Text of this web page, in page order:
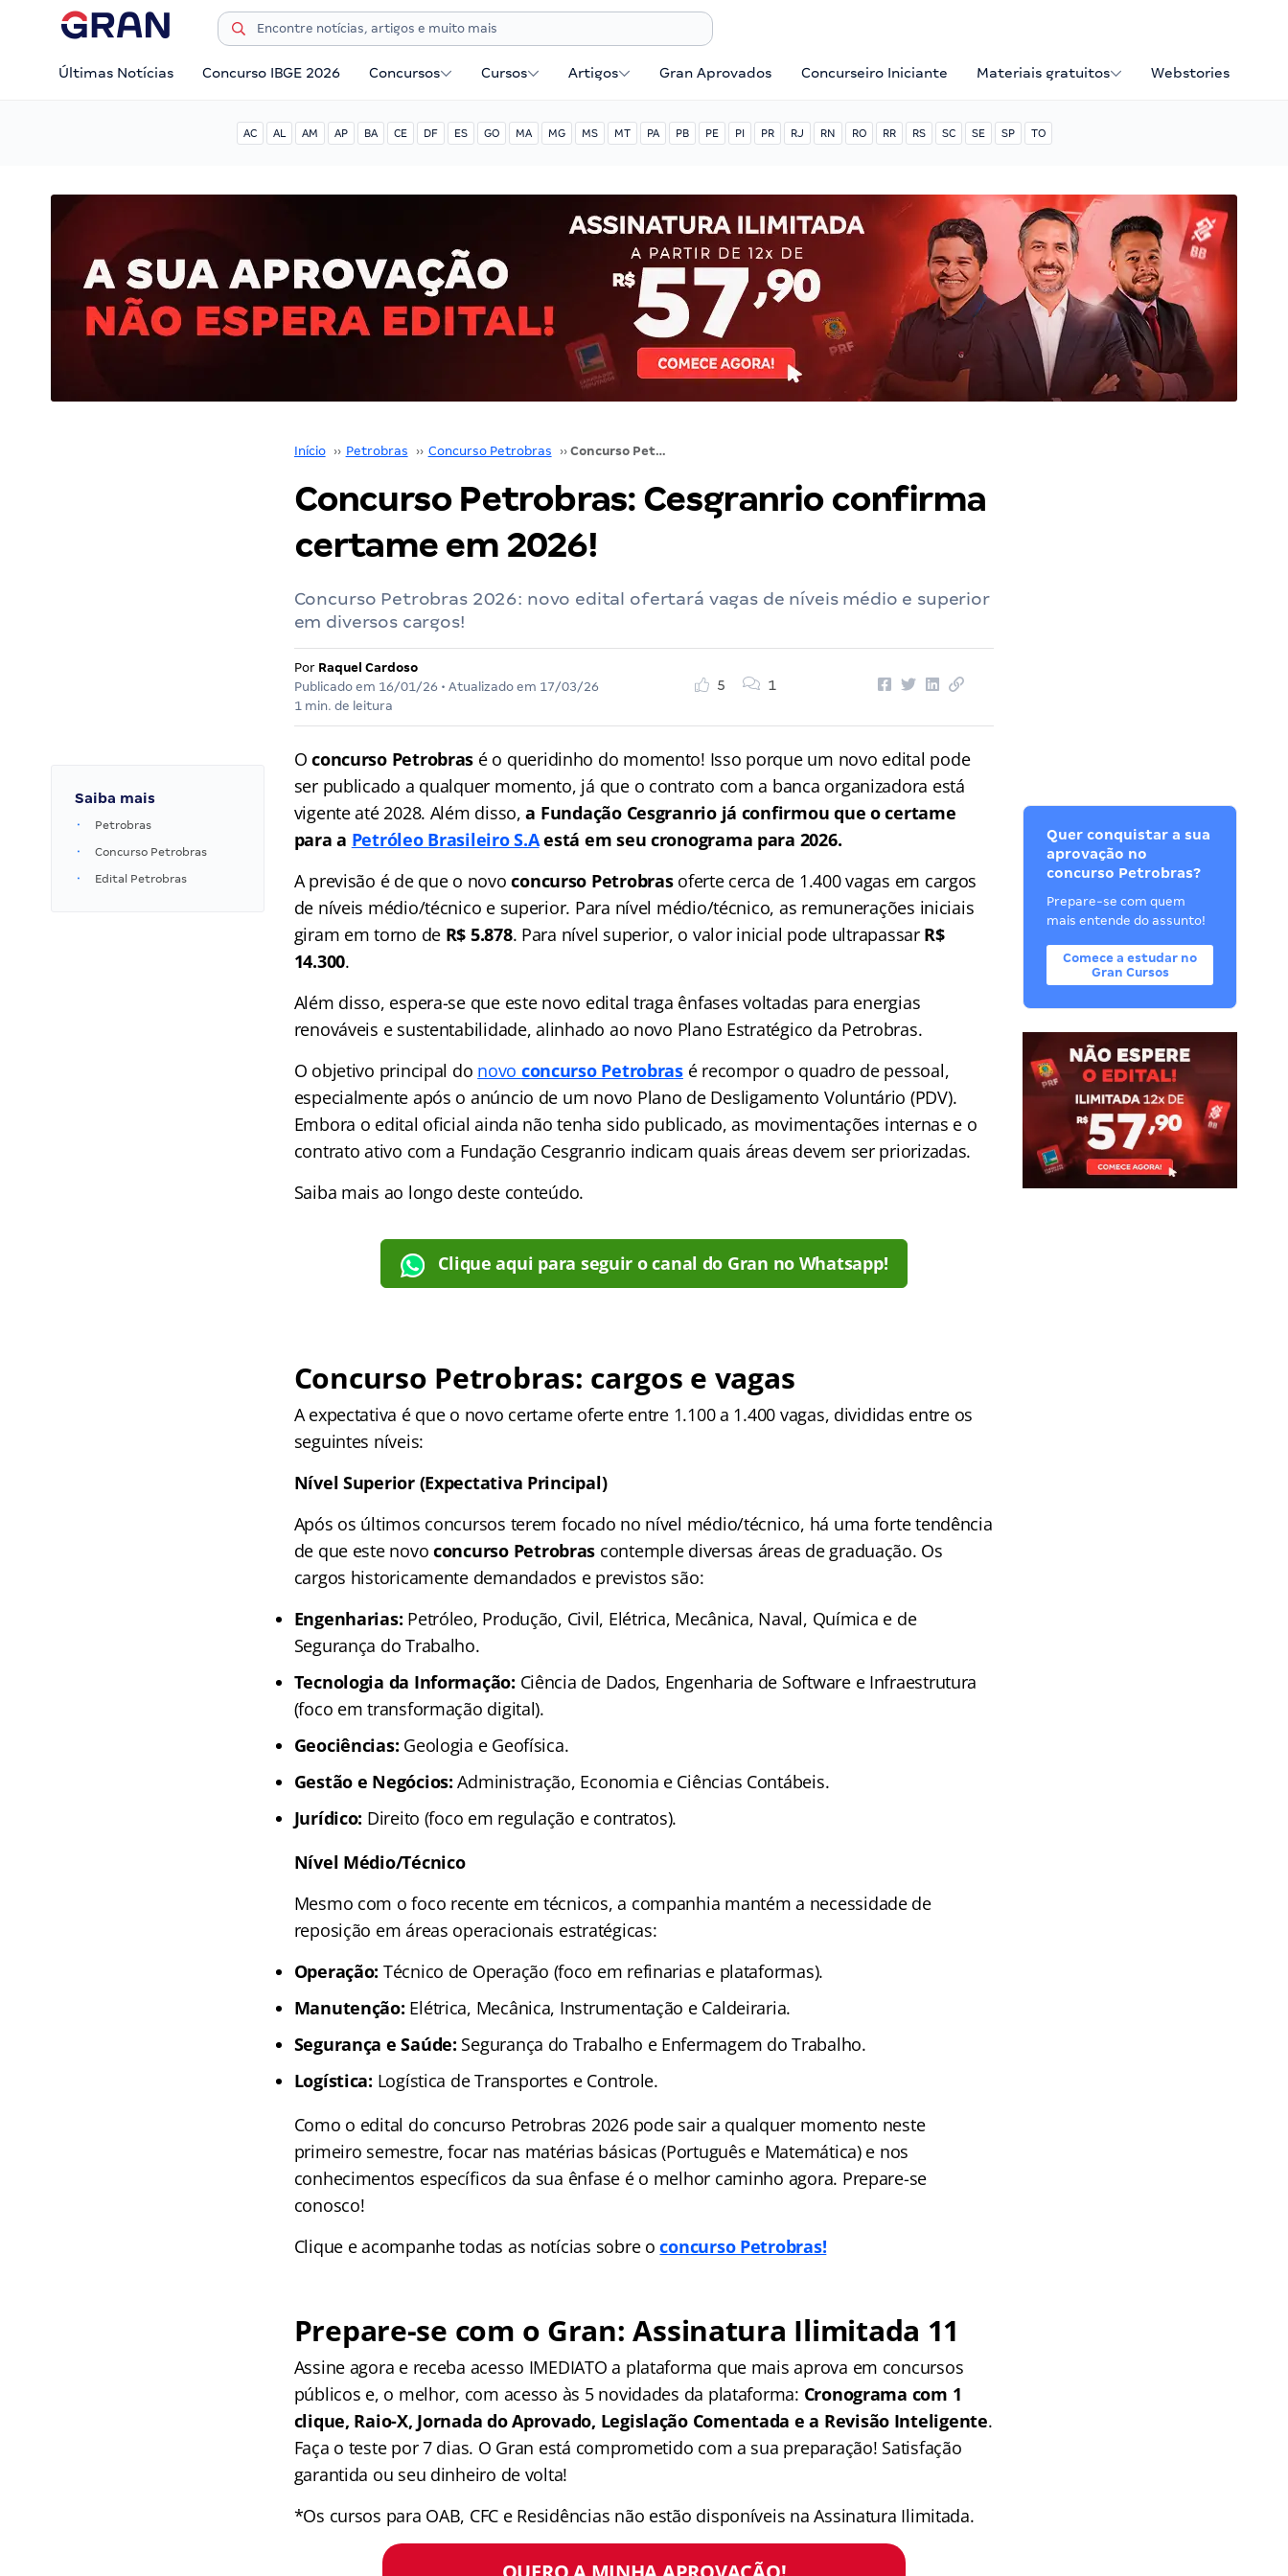
Últimas Notícias Concurso IBGE 2026 Concursos Cursos Artigos Gran Aprovados Concurseiro Iniciante Materiais gratuitos Webstories
AC AL AM AP BA CE DF ES GO MA MG MS MT PA PB PE PI PR RJ RN RO RR RS SC SE SP TO
Início ›› Petrobras ›› Concurso Petrobras ›› Concurso Petrobras: Cesgranrio confirma certame em 2026!
Concurso Petrobras: Cesgranrio confirma
certame em 2026!
Concurso Petrobras 2026: novo edital ofertará vagas de níveis médio e superior
em diversos cargos!
Por Raquel Cardoso
Publicado em 16/01/26 • Atualizado em 17/03/26
1 min. de leitura
5 1
Saiba mais
Petrobras
Concurso Petrobras
Edital Petrobras
Oconcurso Petrobras é o queridinho do momento! Isso porque um novo edital pode
ser publicado a qualquer momento, já que o contrato com a banca organizadora está
vigente até 2028. Além disso, a Fundação Cesgranrio já confirmou que o certame
para a Petróleo Brasileiro S.Aestá em seu cronograma para 2026.
A previsão é de que o novoconcurso Petrobrasoferte cerca de 1.400 vagas em cargos
de níveis médio/técnico e superior. Para nível médio/técnico, as remunerações iniciais
giram em torno de R$ 5.878. Para nível superior, o valor inicial pode ultrapassar R$
14.300.
Além disso, espera-se que este novo edital traga ênfases voltadas para energias
renováveis e sustentabilidade, alinhado ao novo Plano Estratégico da Petrobras.
O objetivo principal do novo concurso Petrobrasé recompor o quadro de pessoal,
especialmente após o anúncio de um novo Plano de Desligamento Voluntário (PDV).
Embora o edital oficial ainda não tenha sido publicado, as movimentações internas e o
contrato ativo com a Fundação Cesgranrio indicam quais áreas devem ser priorizadas.
Saiba mais ao longo deste conteúdo.
Clique aqui para seguir o canal do Gran no Whatsapp!
Concurso Petrobras: cargos e vagas
A expectativa é que o novo certame oferte entre 1.100 a 1.400 vagas, divididas entre os
seguintes níveis:
Nível Superior (Expectativa Principal)
Após os últimos concursos terem focado no nível médio/técnico, há uma forte tendência
de que este novo concurso Petrobras contemple diversas áreas de graduação. Os
cargos historicamente demandados e previstos são:
Engenharias: Petróleo, Produção, Civil, Elétrica, Mecânica, Naval, Química e de
Segurança do Trabalho.
Tecnologia da Informação: Ciência de Dados, Engenharia de Software e Infraestrutura
(foco em transformação digital).
Geociências: Geologia e Geofísica.
Gestão e Negócios: Administração, Economia e Ciências Contábeis.
Jurídico: Direito (foco em regulação e contratos).
Nível Médio/Técnico
Mesmo com o foco recente em técnicos, a companhia mantém a necessidade de
reposição em áreas operacionais estratégicas:
Operação: Técnico de Operação (foco em refinarias e plataformas).
Manutenção: Elétrica, Mecânica, Instrumentação e Caldeiraria.
Segurança e Saúde: Segurança do Trabalho e Enfermagem do Trabalho.
Logística: Logística de Transportes e Controle.
Como o edital do concurso Petrobras 2026 pode sair a qualquer momento neste
primeiro semestre, focar nas matérias básicas (Português e Matemática) e nos
conhecimentos específicos da sua ênfase é o melhor caminho agora. Prepare-se
conosco!
Clique e acompanhe todas as notícias sobre oconcurso Petrobras!
Prepare-se com o Gran: Assinatura Ilimitada 11
Assine agora e receba acesso IMEDIATO a plataforma que mais aprova em concursos
públicos e, o melhor, com acesso às 5 novidades da plataforma: Cronograma com 1
clique, Raio-X, Jornada do Aprovado, Legislação Comentada e a Revisão Inteligente.
Faça o teste por 7 dias. O Gran está comprometido com a sua preparação! Satisfação
garantida ou seu dinheiro de volta!
*Os cursos para OAB, CFC e Residências não estão disponíveis na Assinatura Ilimitada.
Quer conquistar a sua
aprovação no
concurso Petrobras?
Prepare-se com quem
mais entende do assunto!
Comece a estudar no
Gran Cursos